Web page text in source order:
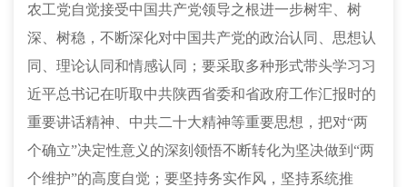
农工党自觉接受中国共产党领导之根进一步树牢、树
深、树稳，不断深化对中国共产党的政治认同、思想认
同、理论认同和情感认同；要采取多种形式带头学习习
近平总书记在听取中共陕西省委和省政府工作汇报时的
重要讲话精神、中共二十大精神等重要思想，把对“两
个确立”决定性意义的深刻领悟不断转化为坚决做到“两
个维护”的高度自觉；要坚持务实作风，坚持系统推